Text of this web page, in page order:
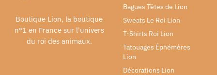
Boutique Lion, la boutique
n°1 en France sur l'univers
du roi des animaux.
Bagues Têtes de Lion
Sweats Le Roi Lion
T-Shirts Roi Lion
Tatouages Éphémères
Lion
Décorations Lion